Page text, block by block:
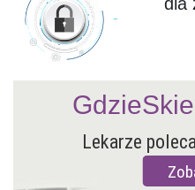
Lekarze